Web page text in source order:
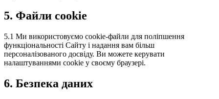
5. Файли cookie
5.1 Ми використовуємо cookie-файли для поліпшення
функціональності Сайту і надання вам більш
персоналізованого досвіду. Ви можете керувати
налаштуваннями cookie у своєму браузері.
6. Безпека даних